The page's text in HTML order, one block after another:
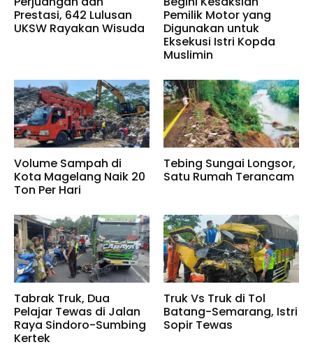
Prestasi, 642 Lulusan
UKSW Rayakan Wisuda
Pemilik Motor yang
Digunakan untuk
Eksekusi Istri Kopda
Muslimin
Volume Sampah di
Kota Magelang Naik 20
Ton Per Hari
Tebing Sungai Longsor,
Satu Rumah Terancam
Tabrak Truk, Dua
Pelajar Tewas di Jalan
Raya Sindoro-Sumbing
Kertek
Truk Vs Truk di Tol
Batang-Semarang, Istri
Sopir Tewas